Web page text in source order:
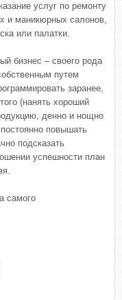
услуг по ремонту
и маникюрных салонов,
или палатки.
бизнес – своего рода
путем
заранее,
(нанять хороший
денно и нощно
повышать
подсказать
успешности план
самого